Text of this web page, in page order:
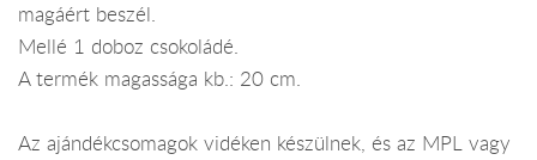
magáért beszél.
Mellé 1 doboz csokoládé.
A termék magassága kb.: 20 cm.
Az ajándékcsomagok vidéken készülnek, és az MPL vagy